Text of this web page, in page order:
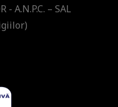
- A.N.P.C. – SAL